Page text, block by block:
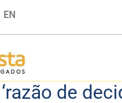
EN
‘razão de